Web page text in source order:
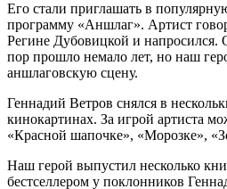
Его стали приглашать в
программу «Аншлаг». Артист
Регине Дубовицкой и напросился.
пор прошло немало лет, но наш
аншлаговскую сцену.
Геннадий Ветров снялся в
кинокартинах. За игрой артиста
«Красной шапочке», «Морозке»,
Наш герой выпустил несколько
бестселлером у поклонников